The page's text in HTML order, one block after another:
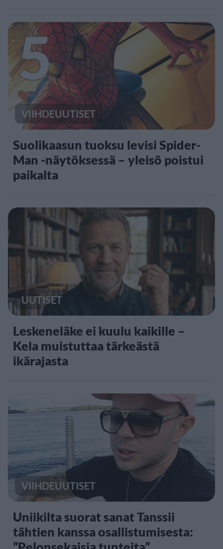
5
VIIHDEUUTISET
Suolikaasun tuoksu levisi Spider-
Man -näytöksessä – yleisö poistui
paikalta
UUTISET
Leskeneläke ei kuulu kaikille –
Kela muistuttaa tärkeästä
ikärajasta
VIIHDEUUTISET
Uniikilta suorat sanat Tanssii
tähtien kanssa osallistumisesta: